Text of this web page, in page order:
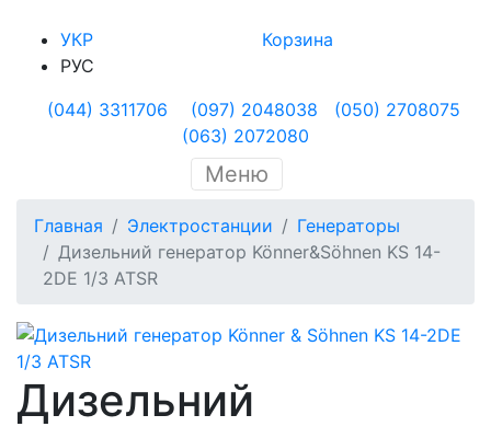
УКР
РУС
Корзина
(044) 3311706 (097) 2048038
(050) 2708075
(063) 2072080
Меню
Главная Электростанции
Генераторы
Дизельний генератор Könner&Söhnen KS 14-
2DE 1/3 ATSR
Дизельний